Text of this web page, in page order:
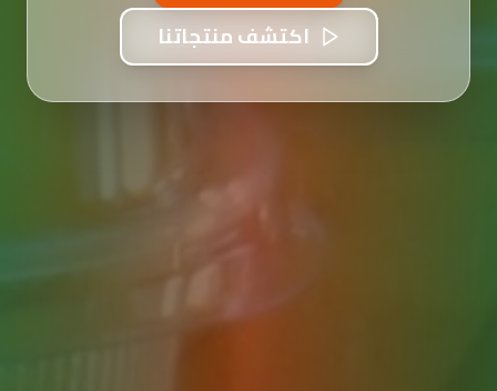
اكتشف منتجاتنا